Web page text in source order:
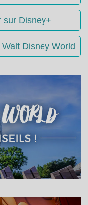
sur Disney+
Disney World